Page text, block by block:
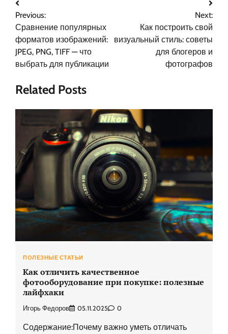
Навигация
по
записям
Previous:
Сравнение популярных
форматов изображений:
JPEG, PNG, TIFF — что
выбрать для публикации
Next:
Как построить свой
визуальный стиль: советы
для блогеров и
фотографов
Related Posts
ПОЛЕЗНЫЕ СТАТЬИ
Как отличить качественное
фотооборудование при покупке: полезные
лайфхаки
Игорь Федоров 05.11.2025 0
Содержание:Почему важно уметь отличать